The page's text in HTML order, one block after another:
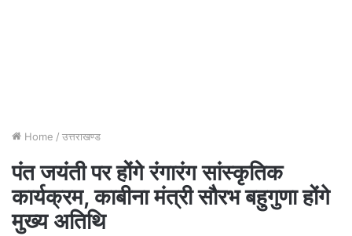
Home / उत्तराखण्ड
पंत जयंती पर होंगे रंगारंग सांस्कृतिक
कार्यक्रम, काबीना मंत्री सौरभ बहुगुणा होंगे
मुख्य अतिथि